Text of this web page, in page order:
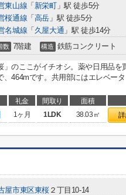
東山線 「 新栄町」駅 徒歩5分
桜通線 「 高岳 」駅 徒歩5分
名城線 「 久屋大通 」駅 徒歩14分
数 7階建 構造 鉄筋コンクリート
」のここがイチオシ。薬や日用品
、464mです。共用部にはエレベー
礼金 間取り 面積
1ヶ月 1LDK 38.03㎡
屋市東区東桜 ２丁目10-14